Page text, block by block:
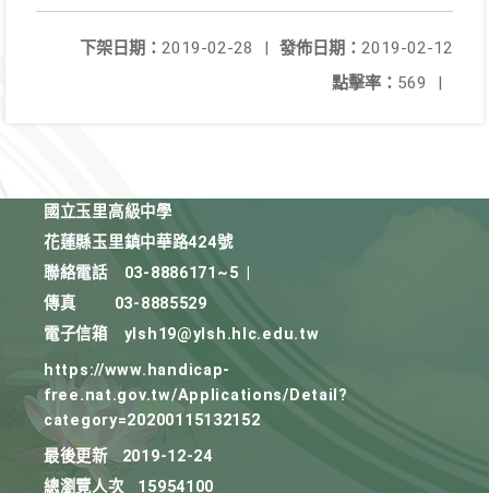
發佈日期： 2019-02-12
下架日期： 2019-02-28
|
點擊率： 569 |
國立玉里高級中學
花蓮縣玉里鎮中華路424號
聯絡電話
03-8886171~5
傳真
03-8885529
電子信箱
ylsh19@ylsh.hlc.edu.tw
https://www.handicap-
free.nat.gov.tw/Applications/Detail?
category=20200115132152
最後更新
2019-12-24
總瀏覽人次
15954100